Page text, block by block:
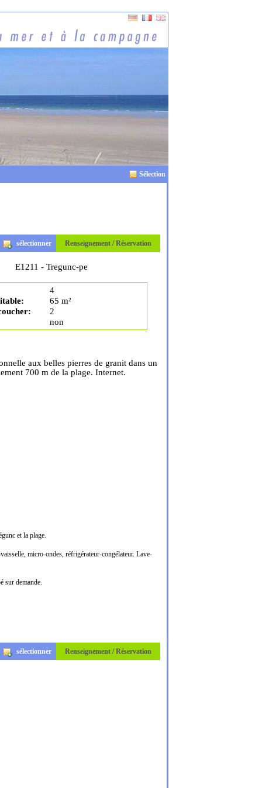
Sélection
Renseignement / Réservation
sélectionner
E1211 - Tregunc-pe
4
65 m²
2
non
aux belles pierres de granit dans un
700 m de la plage. Internet.
et la plage.
micro-ondes, réfrigérateur-congélateur. Lave-
sur demande.
Renseignement / Réservation
sélectionner